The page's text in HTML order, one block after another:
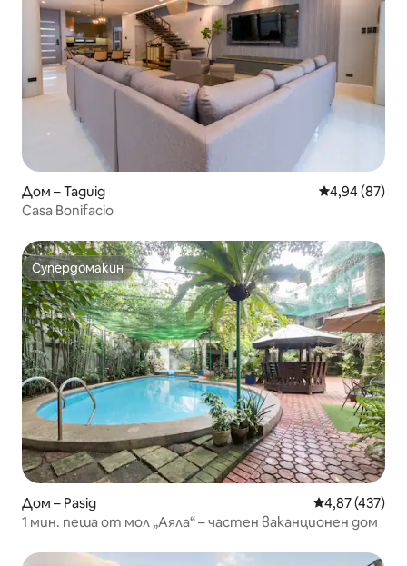
Дом – Taguig Средна
4,94 (87)
Casa Bonifacio
Супердомакин
Супердомакин
Дом – Pasig Средна
4,87 (437)
1 мин. пеша от мол „Аяла“ – частен ваканционен дом